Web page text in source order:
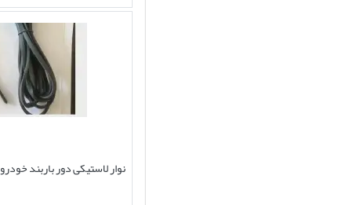
نوار لاستیکی دور باربند خودرو